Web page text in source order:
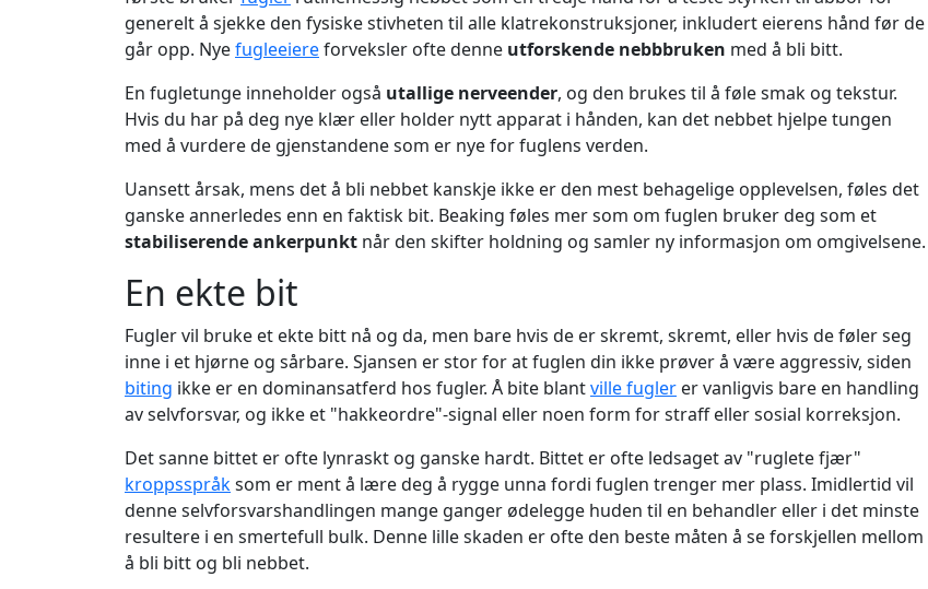
generelt å sjekke den fysiske stivheten til alle klatrekonstruksjoner, inkludert eierens hånd før de
går opp. Nyefugleeiereforveksler ofte denne utforskende nebbbruken med å bli bitt.
En fugletunge inneholder også utallige nerveender, og den brukes til å føle smak og tekstur.
Hvis du har på deg nye klær eller holder nytt apparat i hånden, kan det nebbet hjelpe tungen
med å vurdere de gjenstandene som er nye for fuglens verden.
Uansett årsak, mens det å bli nebbet kanskje ikke er den mest behagelige opplevelsen, føles det
ganske annerledes enn en faktisk bit. Beaking føles mer som om fuglen bruker deg som et
stabiliserende ankerpunkt når den skifter holdning og samler ny informasjon om omgivelsene.
En ekte bit
Fugler vil bruke et ekte bitt nå og da, men bare hvis de er skremt, skremt, eller hvis de føler seg
inne i et hjørne og sårbare. Sjansen er stor for at fuglen din ikke prøver å være aggressiv, siden
biting ikke er en dominansatferd hos fugler. Å bite blantville fugler er vanligvis bare en handling
av selvforsvar, og ikke et "hakkeordre"-signal eller noen form for straff eller sosial korreksjon.
Det sanne bittet er ofte lynraskt og ganske hardt. Bittet er ofte ledsaget av "ruglete fjær"
kroppsspråksom er ment å lære deg å rygge unna fordi fuglen trenger mer plass. Imidlertid vil
denne selvforsvarshandlingen mange ganger ødelegge huden til en behandler eller i det minste
resultere i en smertefull bulk. Denne lille skaden er ofte den beste måten å se forskjellen mellom
å bli bitt og bli nebbet.